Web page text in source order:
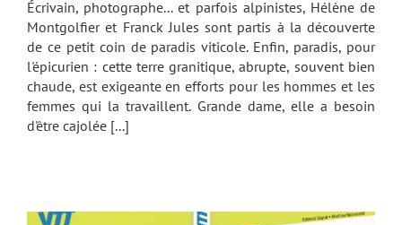
Écrivain, photographe... et parfois alpinistes, Hélène de
Montgolfier et Franck Jules sont partis à la découverte
de ce petit coin de paradis viticole. Enfin, paradis, pour
l'épicurien : cette terre granitique, abrupte, souvent bien
chaude, est exigeante en efforts pour les hommes et les
femmes qui la travaillent. Grande dame, elle a besoin
d'être cajolée [...]